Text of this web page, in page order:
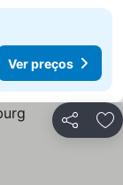
Ver preços
Partilhar